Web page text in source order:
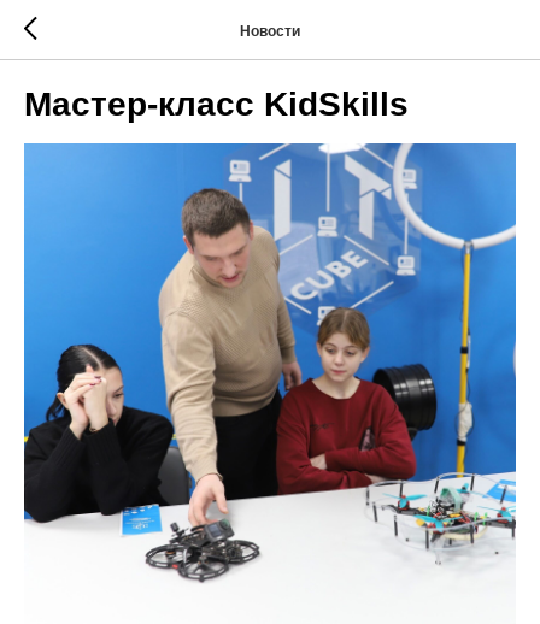
Новости
Мастер-класс KidSkills